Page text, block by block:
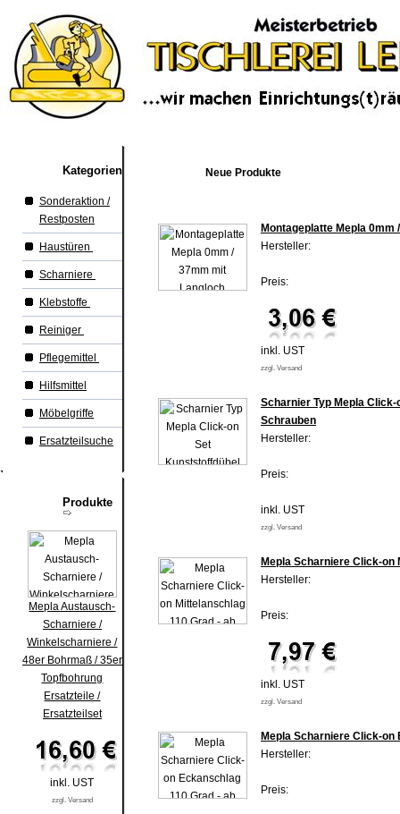
Kategorien
Sonderaktion /
Restposten
Haustüren
Scharniere
Klebstoffe
Reiniger
Pflegemittel
Hilfsmittel
Möbelgriffe
Ersatzteilsuche
Produkte
Mepla Austausch-
Scharniere /
Winkelscharniere /
48er Bohrmaß / 35er
Topfbohrung
Ersatzteile /
Ersatzteilset
inkl. UST
zzgl. Versand
Neue Produkte
Montageplatte Mepla 0mm
Hersteller:
Preis:
inkl. UST
zzgl. Versand
Scharnier Typ Mepla
Schrauben
Hersteller:
Preis:
inkl. UST
zzgl. Versand
Mepla Scharniere Click-on
Hersteller:
Preis:
inkl. UST
zzgl. Versand
Mepla Scharniere Click-on
Hersteller:
Preis: